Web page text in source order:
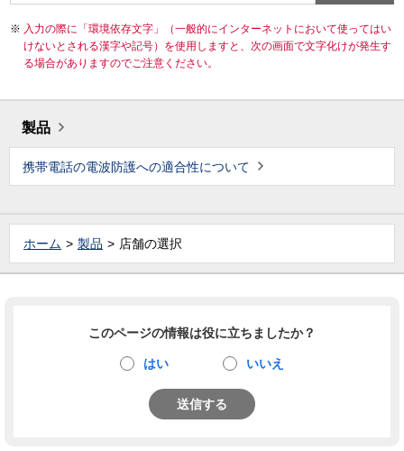
入力の際に「環境依存文字」（一般的にインターネットにおいて使ってはい
けないとされる漢字や記号）を使用しますと、次の画面で文字化けが発生す
る場合がありますのでご注意ください。
製品
携帯電話の電波防護への適合性について
ホーム 製品 店舗の選択
このページの情報は役に立ちましたか？
はい いいえ
送信する